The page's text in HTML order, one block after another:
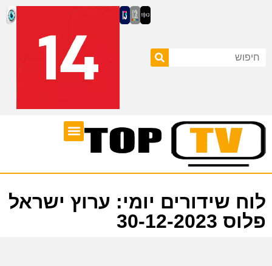
לוח שידורים יומי: ערוץ ישראל
פלוס 30-12-2023